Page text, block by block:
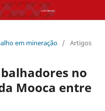
em mineração / Artigos
no
Mooca entre